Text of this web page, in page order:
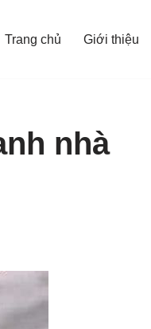
Trang chủ Giới thiệu
nhà